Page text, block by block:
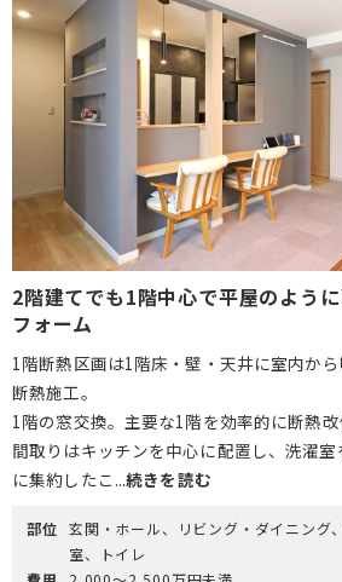
2階建てでも1階中心で平屋のよう
フォーム
1階断熱区画は1階床・壁・天井に室内か
断熱施工。
1階の窓交換。主要な1階を効率的に断熱改
間取りはキッチンを中心に配置し、洗濯
に集約したこ...続きを読む
部位 玄関・ホール、リビング・ダイニング
室、トイレ